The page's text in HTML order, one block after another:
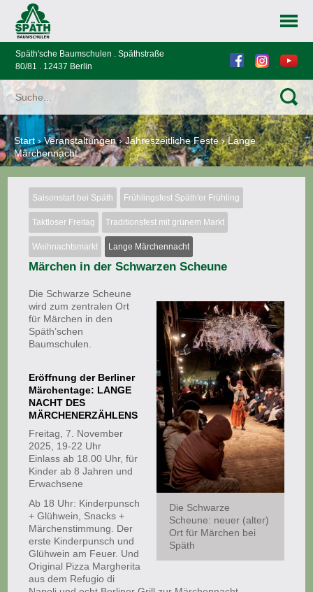
Späth'sche Baumschulen . Späthstraße
80/81 . 12437 Berlin
Start›Veranstaltungen›Jahreszeitliche Feste›Lange
Märchennacht
Saisonstart bei Späth Frühlingsfest Späth'er Frühling
Taktloser Freitag Traditionsfest mit grünem Markt
Weihnachtsmarkt Lange Märchennacht
Märchen in der Schwarzen Scheune
Die Schwarze
Scheune: neuer (alter)
Ort für Märchen bei
Späth
Die Schwarze Scheune
wird zum zentralen Ort
für Märchen in den
Späth’schen
Baumschulen.
Eröffnung der Berliner
Märchentage: LANGE
NACHT DES
MÄRCHENERZÄHLENS
Freitag, 7. November
2025, 19-22 Uhr
Einlass ab 18.00 Uhr, für
Kinder ab 8 Jahren und
Erwachsene
Ab 18 Uhr: Kinderpunsch
+ Glühwein, Snacks +
Märchenstimmung. Der
erste Kinderpunsch und
Glühwein am Feuer. Und
Original Pizza Margherita
aus dem Refugio di